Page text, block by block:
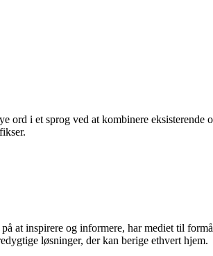
i et sprog ved at kombinere eksisterende
at inspirere og informere, har mediet til
løsninger, der kan berige ethvert hjem.